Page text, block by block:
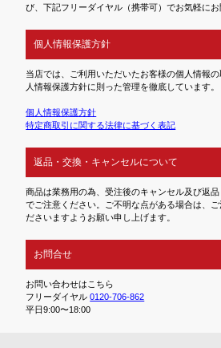
び、下記フリーダイヤル（携帯可）でお気軽にお
個人情報保護方針
当店では、ご利用いただいたお客様の個人情報
人情報保護方針に則った管理を徹底しています。
個人情報保護方針
特定商取引に関する法律に基づく表記
返品・交換・キャンセルについて
商品は業務用の為、受注後のキャンセル及び返
でご注意ください。ご不明な点がある場合は、
ださいますようお願い申し上げます。
お問合せ
お問い合わせはこちら
フリーダイヤル0120-706-862
平日9:00〜18:00